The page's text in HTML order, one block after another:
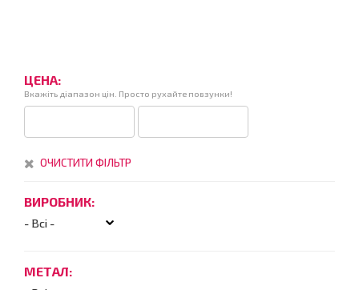
ЦЕНА:
Вкажіть діапазон цін. Просто рухайте повзунки!
ОЧИСТИТИ ФІЛЬТР
ВИРОБНИК:
МЕТАЛ: